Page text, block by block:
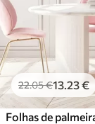
22.05€13 .23€
Folhas de